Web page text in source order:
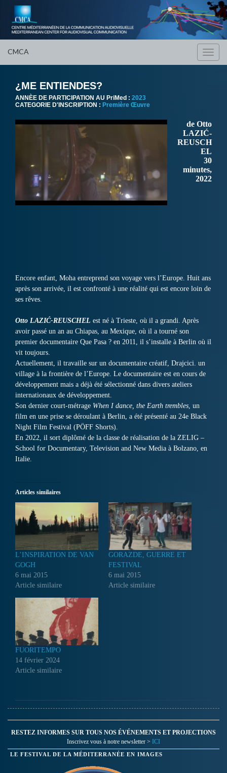
CMCA
¿ME ENTIENDES?
ANNÈE DE PARTICIPATION AU PriMed : 2023
CATEGORIE D'INSCRIPTION : Première Œuvre
de Otto
LAZIĆ-
REUSCH
EL
30
minutes,
2022
Encore enfant, Moha entreprend son voyage vers l’Europe. Huit ans
après son arrivée, il est confronté à une réalité qui est encore loin de
ses rêves.
Otto LAZIĆ-REUSCHEL est né à Trieste, où il a grandi. Après
avoir passé un an au Chiapas, au Mexique, où il a tourné son
premier documentaire Que Pasa ? en 2011, il s’installe à Berlin où il
vit toujours.
Actuellement, il travaille sur un documentaire créatif, Drajcici. un
village à la frontière de l’Europe. Le documentaire est en cours de
développement mais a déjà été sélectionné dans divers ateliers
internationaux de développement.
Son dernier court-métrage When I dance, the Earth trembles, un
film en une prise se déroulant à Berlin, a été présenté au 24e Black
Night Film Festival (PÖFF Shorts).
En 2022, il sort diplômé de la classe de réalisation de la ZELIG –
School for Documentary, Television and New Media à Bolzano, en
Italie.
Articles similaires
L’INSPIRATION DE VAN
GOGH
6 mai 2015
Article similaire
GORAZDE, GUERRE ET
FESTIVAL
6 mai 2015
Article similaire
FUORITEMPO
14 février 2024
Article similaire
RESTEZ INFORMES SUR TOUS NOS ÉVÉNEMENTS ET PROJECTIONS
Inscrivez vous à notre newsletter > ICI
LE FESTIVAL DE LA MÉDITERRANÉE EN IMAGES